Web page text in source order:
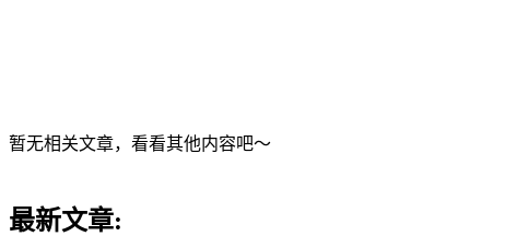
暂无相关文章，看看其他内容吧～
最新文章: